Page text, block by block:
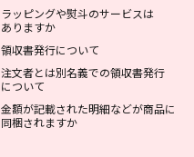
ラッピングや熨斗のサービスは
ありますか
領収書発行について
注文者とは別名義での領収書発行
について
金額が記載された明細などが商品に
同梱されますか